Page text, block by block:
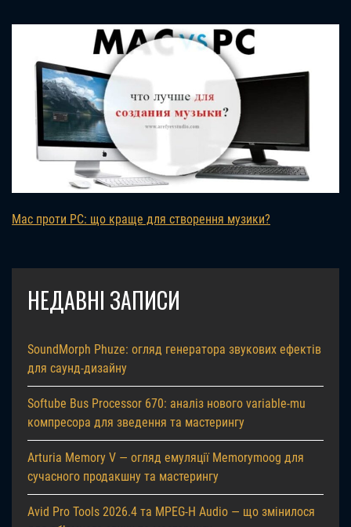
Mac проти PC: що краще для створення музики?
НЕДАВНІ ЗАПИСИ
SoundMorph Phuze: огляд генератора звукових ефектів
для саунд-дизайну
Softube Bus Processor 670: аналіз нового variable-mu
компресора для зведення та мастерингу
Arturia Memory V — огляд емуляції Memorymoog для
сучасного продакшну та мастерингу
Avid Pro Tools 2026.4 та MPEG-H Audio — що змінилося